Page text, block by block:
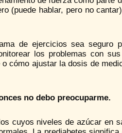
(puede hablar, pero no
de ejercicios sea seguro
los problemas con
cómo ajustar la dosis de
no debo preocuparme.
cuyos niveles de azúcar en